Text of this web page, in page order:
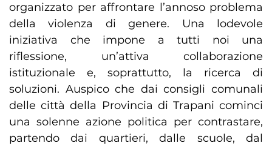
organizzato per affrontare l’annoso problema
della violenza di genere. Una lodevole
iniziativa che impone a tutti noi una
riflessione, un’attiva collaborazione
istituzionale e, soprattutto, la ricerca di
soluzioni. Auspico che dai consigli comunali
delle città della Provincia di Trapani cominci
una solenne azione politica per contrastare,
partendo dai quartieri, dalle scuole, dal